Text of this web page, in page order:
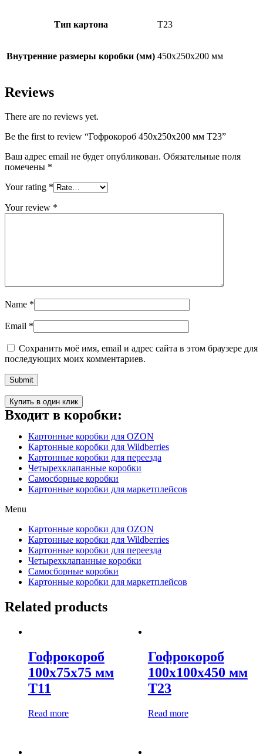
Тип картона Т23
Внутренние размеры коробки (мм) 450х250х200 мм
Reviews
There are no reviews yet.
Be the first to review “Гофрокороб 450х250х200 мм Т23”
Ваш адрес email не будет опубликован. Обязательные поля
помечены *
Your rating *
Your review *
Name *
Email *
Сохранить моё имя, email и адрес сайта в этом браузере для
последующих моих комментариев.
Купить в один клик
Входит в коробки:
Картонные коробки для OZON
Картонные коробки для Wildberries
Картонные коробки для переезда
Четырехклапанные коробки
Самосборные коробки
Картонные коробки для маркетплейсов
Menu
Картонные коробки для OZON
Картонные коробки для Wildberries
Картонные коробки для переезда
Четырехклапанные коробки
Самосборные коробки
Картонные коробки для маркетплейсов
Related products
Гофрокороб
100х75х75 мм
Т11
Read more
Гофрокороб
100х100х450 мм
Т23
Read more